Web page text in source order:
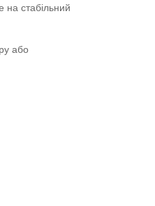
на стабільний
або